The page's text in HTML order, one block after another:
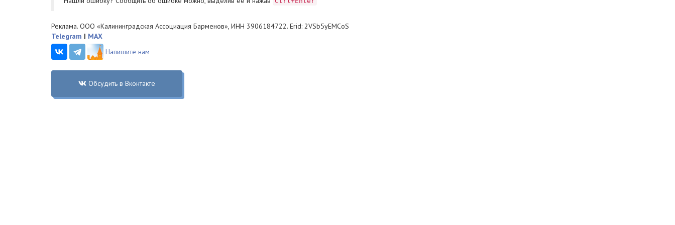
Реклама. ООО «Калининградская Ассоциация Барменов», ИНН 3906184722. Erid: 2VSb5yEMCoS
Telegram | MAX
Напишите нам
Обсудить в Вконтакте